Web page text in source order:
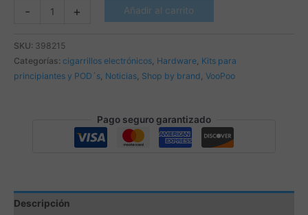
-
VOOPOO
P2
cantidad
+ Añadir al carrito
SKU: 398215
Categorías: cigarrillos electrónicos, Hardware, Kits para
principiantes y POD´s, Noticias, Shop by brand, VooPoo
Pago seguro garantizado
Descripción